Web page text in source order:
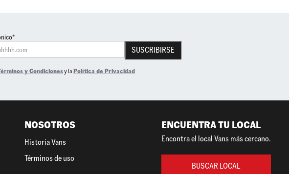
SUSCRIBIRSE
y Condicionesy la Política de Privacidad
NOSOTROS
Historia Vans
Términos de uso
ENCUENTRA TU LOCAL
Encontra el local Vans más cercano.
BUSCAR LOCAL